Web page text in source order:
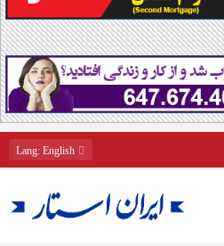
Lang: English